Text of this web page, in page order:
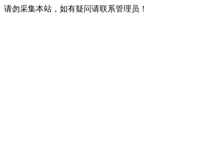
请勿采集本站，如有疑问请联系管理员！